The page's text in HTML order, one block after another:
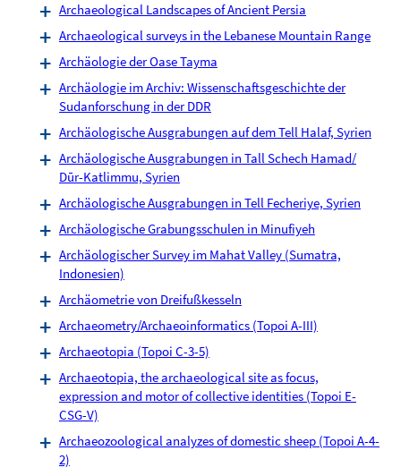
Archaeological Landscapes of Ancient Persia
Archaeological surveys in the Lebanese Mountain Range
Archäologie der Oase Tayma
Archäologie im Archiv: Wissenschaftsgeschichte der
Sudanforschung in der DDR
Archäologische Ausgrabungen auf dem Tell Halaf, Syrien
Archäologische Ausgrabungen in Tall Schech Hamad/
Dūr-Katlimmu, Syrien
Archäologische Ausgrabungen in Tell Fecheriye, Syrien
Archäologische Grabungsschulen in Minufiyeh
Archäologischer Survey im Mahat Valley (Sumatra,
Indonesien)
Archäometrie von Dreifußkesseln
Archaeometry/Archaeoinformatics (Topoi A-III)
Archaeotopia (Topoi C-3-5)
Archaeotopia, the archaeological site as focus,
expression and motor of collective identities (Topoi E-
CSG-V)
Archaeozoological analyzes of domestic sheep (Topoi A-4-
2)